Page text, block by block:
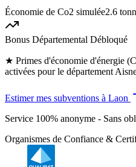
Économie de Co2 simulée2.6
Bonus Départemental Débloqué
★ Primes d'économie d'énergie
activées pour le département
Estimer mes subventions à Laon
Service 100% anonyme - Sans
Organismes de Confiance &